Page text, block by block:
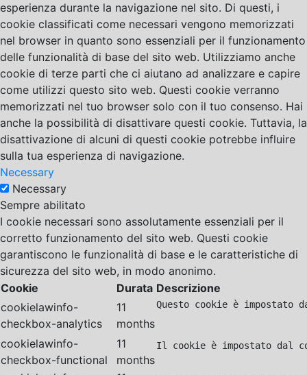
esperienza durante la navigazione nel sito. Di questi, i
cookie classificati come necessari vengono memorizzati
nel browser in quanto sono essenziali per il funzionamento
delle funzionalità di base del sito web. Utilizziamo anche
cookie di terze parti che ci aiutano ad analizzare e capire
come utilizzi questo sito web. Questi cookie verranno
memorizzati nel tuo browser solo con il tuo consenso. Hai
anche la possibilità di disattivare questi cookie. Tuttavia, la
disattivazione di alcuni di questi cookie potrebbe influire
sulla tua esperienza di navigazione.
Necessary
Necessary
Sempre abilitato
I cookie necessari sono assolutamente essenziali per il
corretto funzionamento del sito web. Questi cookie
garantiscono le funzionalità di base e le caratteristiche di
sicurezza del sito web, in modo anonimo.
Cookie
Durata Descrizione
cookielawinfo-
checkbox-analytics
11
months
Questo cookie è
cookielawinfo-
checkbox-functional
11
months
Il cookie è impostato dal